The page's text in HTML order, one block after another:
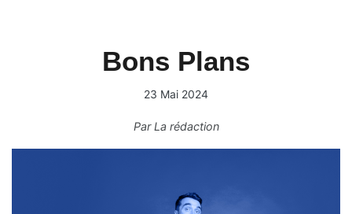
Bons Plans
23 Mai 2024
ParLa rédaction